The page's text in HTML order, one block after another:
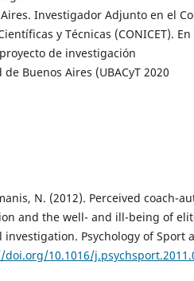
Investigador Adjunto en el
y Técnicas (CONICET). En
de investigación
Buenos Aires (UBACyT 2020
N. (2012). Perceived coach-
and the well- and ill-being of
Psychology of Sport
10.1016/